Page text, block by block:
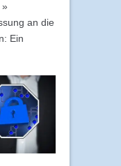
»
an die
Ein